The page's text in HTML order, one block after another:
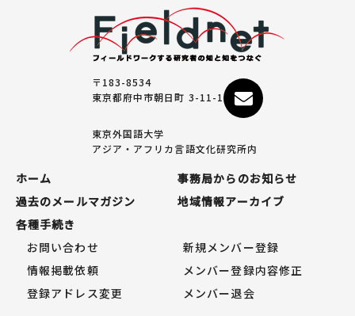
〒183-8534
東京都府中市朝日町 3-11-1
東京外国語大学
アジア・アフリカ言語文化研究所内
ホーム
事務局からのお知らせ
過去のメールマガジン
地域情報アーカイブ
各種手続き
お問い合わせ
新規メンバー登録
情報掲載依頼
メンバー登録内容修正
登録アドレス変更
メンバー退会